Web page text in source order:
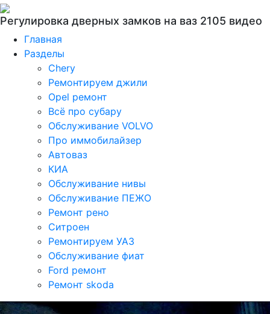
Регулировка дверных замков на ваз 2105 видео
Главная
Разделы
Chery
Ремонтируем джили
Opel ремонт
Всё про субару
Обслуживание VOLVO
Про иммобилайзер
Автоваз
КИА
Обслуживание нивы
Обслуживание ПЕЖО
Ремонт рено
Ситроен
Ремонтируем УАЗ
Обслуживание фиат
Ford ремонт
Ремонт skoda